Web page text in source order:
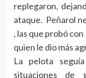
replegaron,
ataque. Peñarol
, las que probó
quien le dio más
La pelota
situaciones de